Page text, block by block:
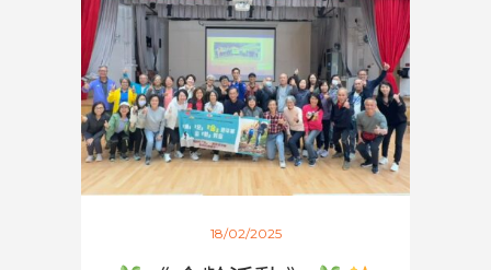
18/02/2025